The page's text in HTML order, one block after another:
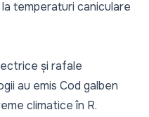
temperaturi caniculare
și rafale
au emis Cod galben
climatice în R.